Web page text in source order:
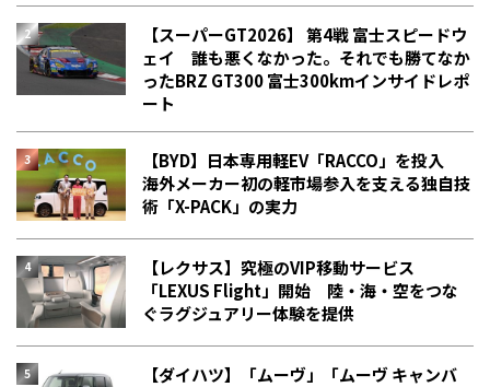
【スーパーGT2026】 第4戦 富士スピードウ
ェイ 誰も悪くなかった。それでも勝てなか
った――BRZ GT300 富士300kmインサイドレポ
ート
【BYD】日本専用軽EV「RACCO」を投入
海外メーカー初の軽市場参入を支える独自技
術「X-PACK」の実力
【レクサス】究極のVIP移動サービス
「LEXUS Flight」開始 陸・海・空をつな
ぐラグジュアリー体験を提供
【ダイハツ】「ムーヴ」「ムーヴ キャンバ